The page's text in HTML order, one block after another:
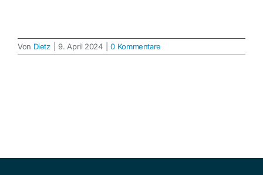
Von Dietz 9. April 2024 0 Kommentare